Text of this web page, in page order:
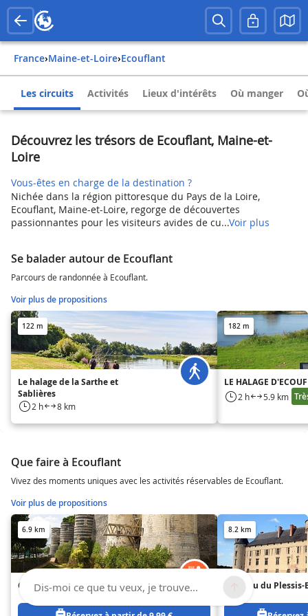
France› Maine-et-Loire› Ecouflant
Les circuits Activités Lieux d'intérêts Où manger
Découvrez les trésors de Ecouflant, Maine-et-
Loire
Vous-êtes en charge de la destination ?
Nichée dans la région pittoresque du Pays de la Loire,
Ecouflant, Maine-et-Loire, regorge de découvertes
passionnantes pour les visiteurs avides de cu...Voir plus
Se balader autour de Ecouflant
Parcours de randonnée à Ecouflant.
Voir plus de propositions
122 m
Le halage de la Sarthe et
Sablières
2 h 8 km
182 m
LE HALAGE
2 h 5.9 km
Que faire à Ecouflant
Vivez des moments uniques avec les activités réservables de Ecouflant.
Voir plus de propositions
6.9 km
Château d'Angers
8.2 km
Château du
Dis-moi ce que tu veux, je trouve...